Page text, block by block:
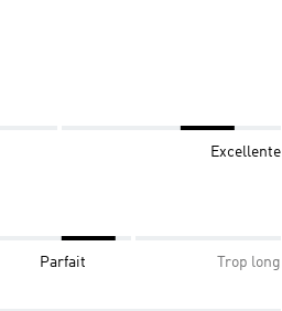
Excellente
Parfait Trop long